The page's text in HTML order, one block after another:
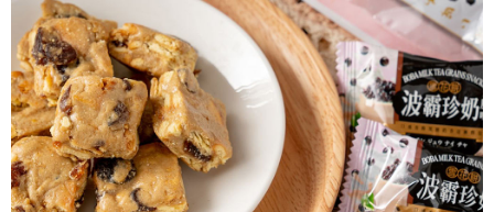
易，需依本服務之必要範圍內提供個人資料，並將交易相關給付款項請求債
權轉讓予恩沛科技股份有限公司。
２．關於個人資料處理事宜，請瀏覽以下網址：
https://aftee.tw/terms/#terms3
３．未成年的使用者請事先徵得法定代理人或監護人之同意方可使用
「AFTEE先享後付」，若未經同意申辦者引起之損失，本公司不負相關責
任。
４．使用「AFTEE先享後付」時，將依據個別帳號之用戶狀況，依本公司即
時審查核予不同之上限額度；若仍有額度不足之情形，本公司將視審查結果
請求用戶進行身份認證。
５．嚴禁一人註冊多個帳號或使用他人資訊註冊。若發現惡意使用之情形，